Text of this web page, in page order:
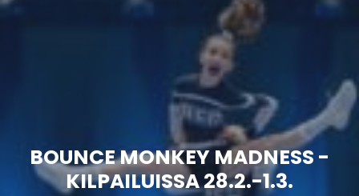
SEARCH
BOUNCE MONKEY MADNESS -
KILPAILUISSA 28.2.-1.3.